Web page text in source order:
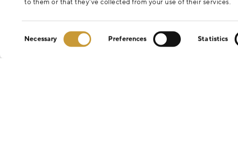
to them or that they’ve collected from your use of their services.
Necessary Preferences Statistics